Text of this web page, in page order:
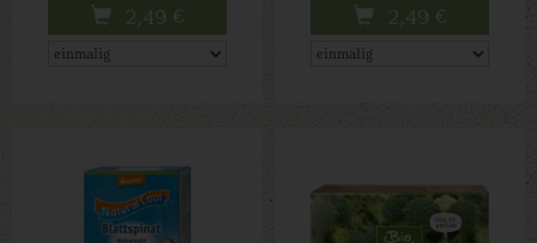
2,49 € 2,49 €